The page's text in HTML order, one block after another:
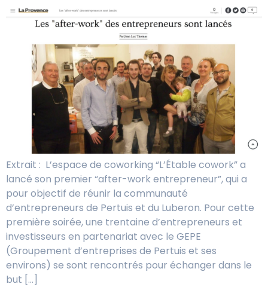
Extrait : L’espace de coworking “L’Étable cowork” a
lancé son premier “after-work entrepreneur”, qui a
pour objectif de réunir la communauté
d’entrepreneurs de Pertuis et du Luberon. Pour cette
première soirée, une trentaine d’entrepreneurs et
investisseurs en partenariat avec le GEPE
(Groupement d’entreprises de Pertuis et ses
environs) se sont rencontrés pour échanger dans le
but […]